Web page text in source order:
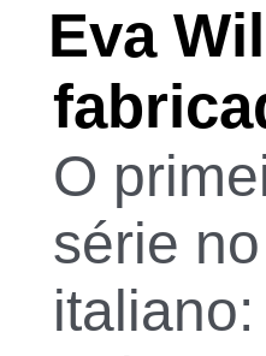
Eva
O
série